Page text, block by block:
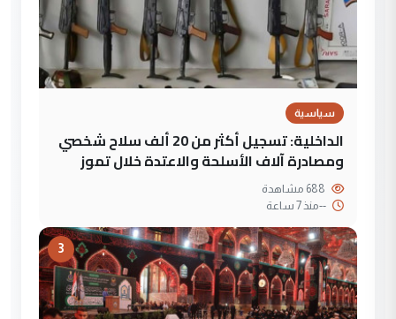
سياسية
الداخلية: تسجيل أكثر من 20 ألف سلاح شخصي
ومصادرة آلاف الأسلحة والاعتدة خلال تموز
--منذ 7 ساعة
3